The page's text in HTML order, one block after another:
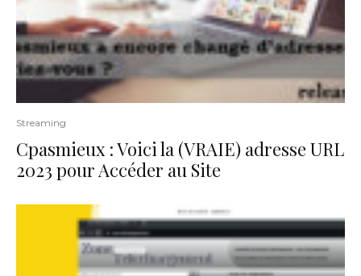
Streaming
Cpasmieux : Voici la (VRAIE) adresse URL
2023 pour Accéder au Site